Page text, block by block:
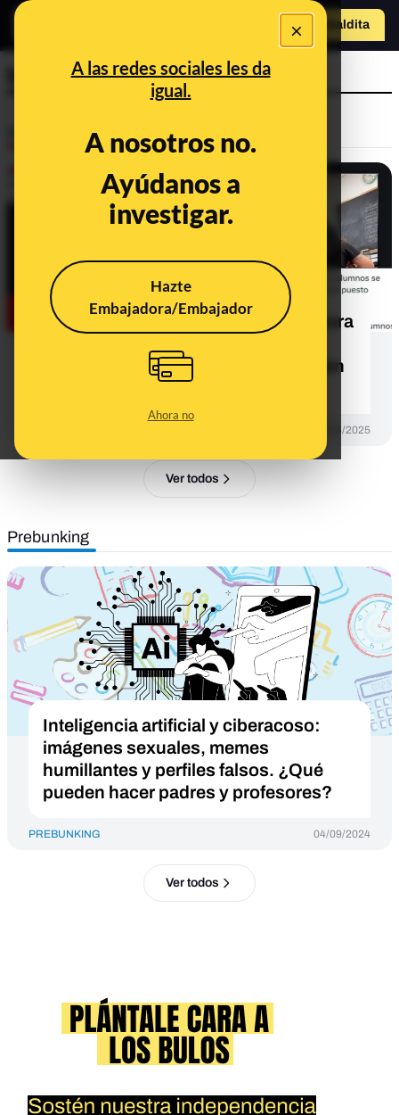
×
A las redes sociales les da
igual.
A nosotros no.
Ayúdanos a
investigar.
Hazte
Embajadora/Embajador
Ahora no
Hazte Maldita
bullying
No, este vídeo en el que una profesora
bullying a otro no es de una situación
22/04/2025
Ver todos
Prebunking
Inteligencia artificial y ciberacoso:
imágenes sexuales, memes
humillantes y perfiles falsos. ¿Qué
pueden hacer padres y profesores?
PREBUNKING 04/09/2024
Ver todos